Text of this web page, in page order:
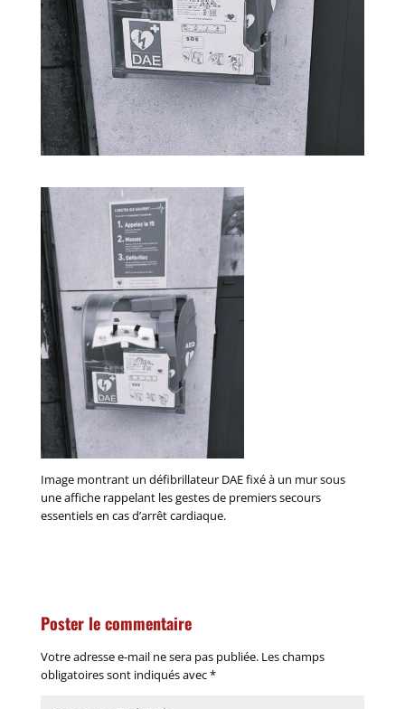
Image montrant un défibrillateur DAE fixé à un mur sous
une affiche rappelant les gestes de premiers secours
essentiels en cas d’arrêt cardiaque.
Poster le commentaire
Votre adresse e-mail ne sera pas publiée. Les champs
obligatoires sont indiqués avec*